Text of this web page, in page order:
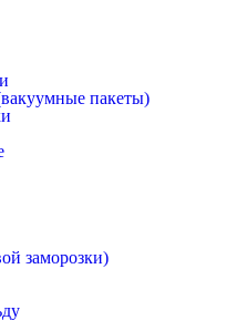
пакеты)
заморозки)